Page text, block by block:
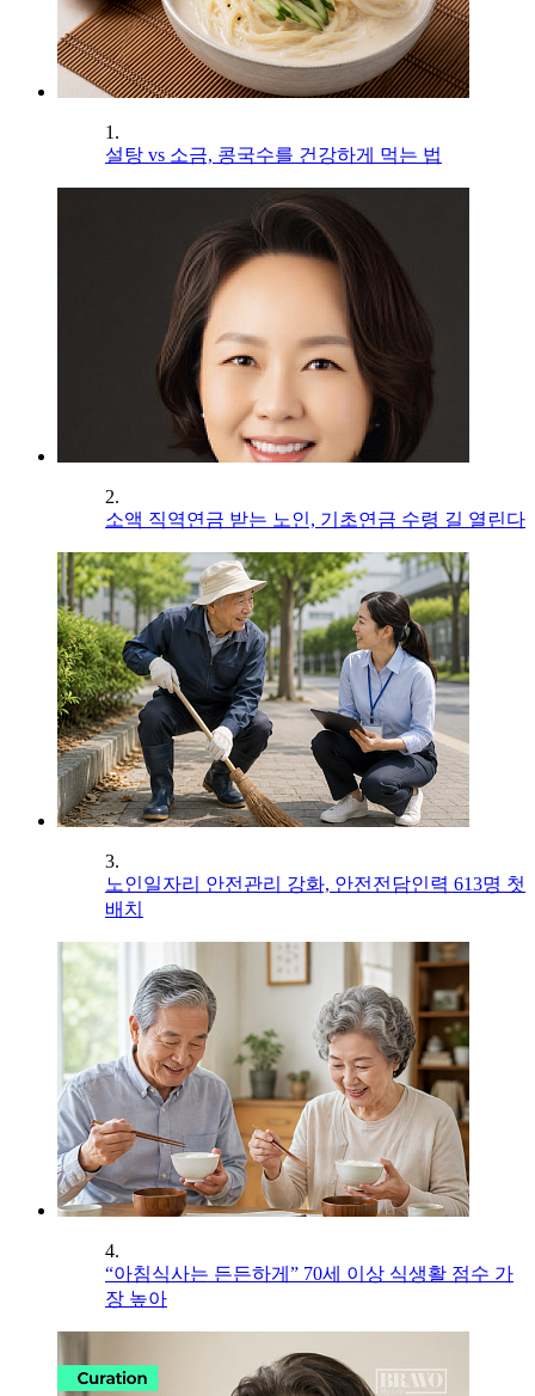
1.
설탕 vs 소금, 콩국수를 건강하게 먹는 법
2.
소액 직역연금 받는 노인, 기초연금 수령 길 열린다
3.
노인일자리 안전관리 강화, 안전전담인력 613명 첫
배치
4.
“아침식사는 든든하게” 70세 이상 식생활 점수 가
장 높아